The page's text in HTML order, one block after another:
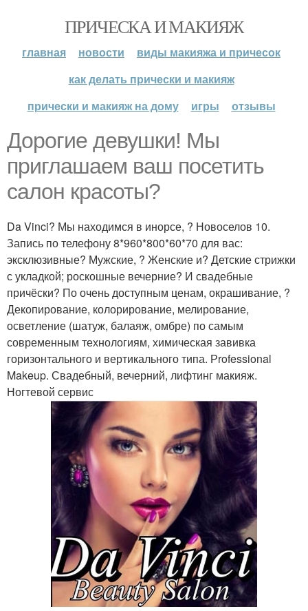
ПРИЧЕСКА И МАКИЯЖ
главная новости
виды макияжа и причесок
как делать прически и макияж
прически и макияж на дому
игры отзывы
Дорогие девушки! Мы
приглашаем ваш посетить
салон красоты?
Da Vinci? Мы находимся в инорсе, ? Новоселов 10.
Запись по телефону 8*960*800*60*70 для вас:
эксклюзивные? Мужские, ? Женские и? Детские стрижки
с укладкой; роскошные вечерние? И свадебные
причёски? По очень доступным ценам, окрашивание, ?
Декопирование, колорирование, мелирование,
осветление (шатуж, балаяж, омбре) по самым
современным технологиям, химическая завивка
горизонтального и вертикального типа. Рrofessional
Makeup. Свадебный, вечерний, лифтинг макияж.
Ногтевой сервис